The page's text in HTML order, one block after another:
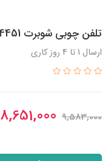
تلفن چوبی شوبرت 4451
ارسال 1 تا 4 روز کاری
9,583,000
8,651,000